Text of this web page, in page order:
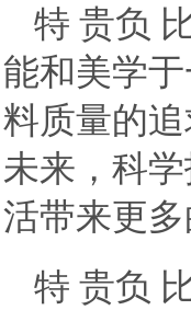
特 贵负
能和美学
料质量的
未来，科
活带来更
特 贵负